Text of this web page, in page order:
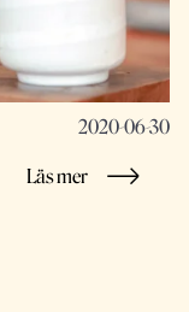
2020-06-30
Läs mer